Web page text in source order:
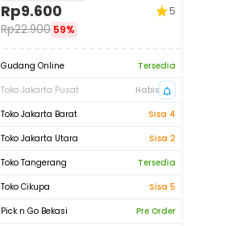
Rp9.600
Rp22.900 59%
5
Gudang Online
Tersedia
Toko Jakarta Pusat
Habis
Toko Jakarta Barat
Sisa 4
Toko Jakarta Utara
Sisa 2
Toko Tangerang
Tersedia
Toko Cikupa
Sisa 5
Pick n Go Bekasi
Pre Order